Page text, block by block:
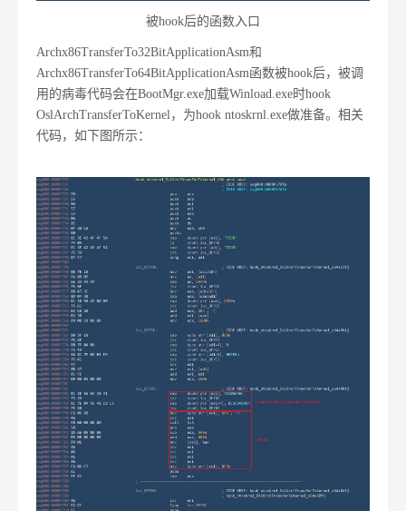
被hook后的函数入口
Archx86TransferTo32BitApplicationAsm和
Archx86TransferTo64BitApplicationAsm函数被hook后，被调
用的病毒代码会在BootMgr.exe加载Winload.exe时hook
OslArchTransferToKernel，为hook ntoskrnl.exe做准备。相关
代码，如下图所示：